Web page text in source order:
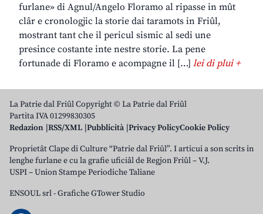
furlane» di Agnul/Angelo Floramo al ripasse in mût
clâr e cronologjic la storie dai taramots in Friûl,
mostrant tant che il pericul sismic al sedi une
presince costante inte nestre storie. La pene
fortunade di Floramo e acompagne il […] lei di plui +
La Patrie dal Friûl Copyright © La Patrie dal Friûl
Partita IVA 01299830305
Redazion RSS/XML Pubblicità Privacy PolicyCookie Policy
Proprietât Clape di Culture “Patrie dal Friûl”. I articui a son scrits in
lenghe furlane e cu la grafie uficiâl de Regjon Friûl – V.J.
USPI – Union Stampe Periodiche Taliane
ENSOUL srl-Grafiche GTower Studio